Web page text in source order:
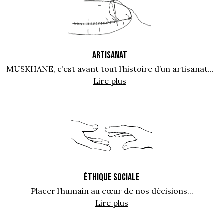
ARTISANAT
MUSKHANE, c’est avant tout l’histoire d’un artisanat...
Lire plus
ÉTHIQUE SOCIALE
Placer l’humain au cœur de nos décisions...
Lire plus